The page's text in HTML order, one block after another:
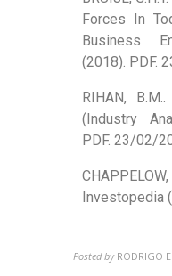
Forces In
Business
(2018). PDF.
RIHAN,
(Industry
PDF. 23/02/
Investopedia
Posted by RODRIGO